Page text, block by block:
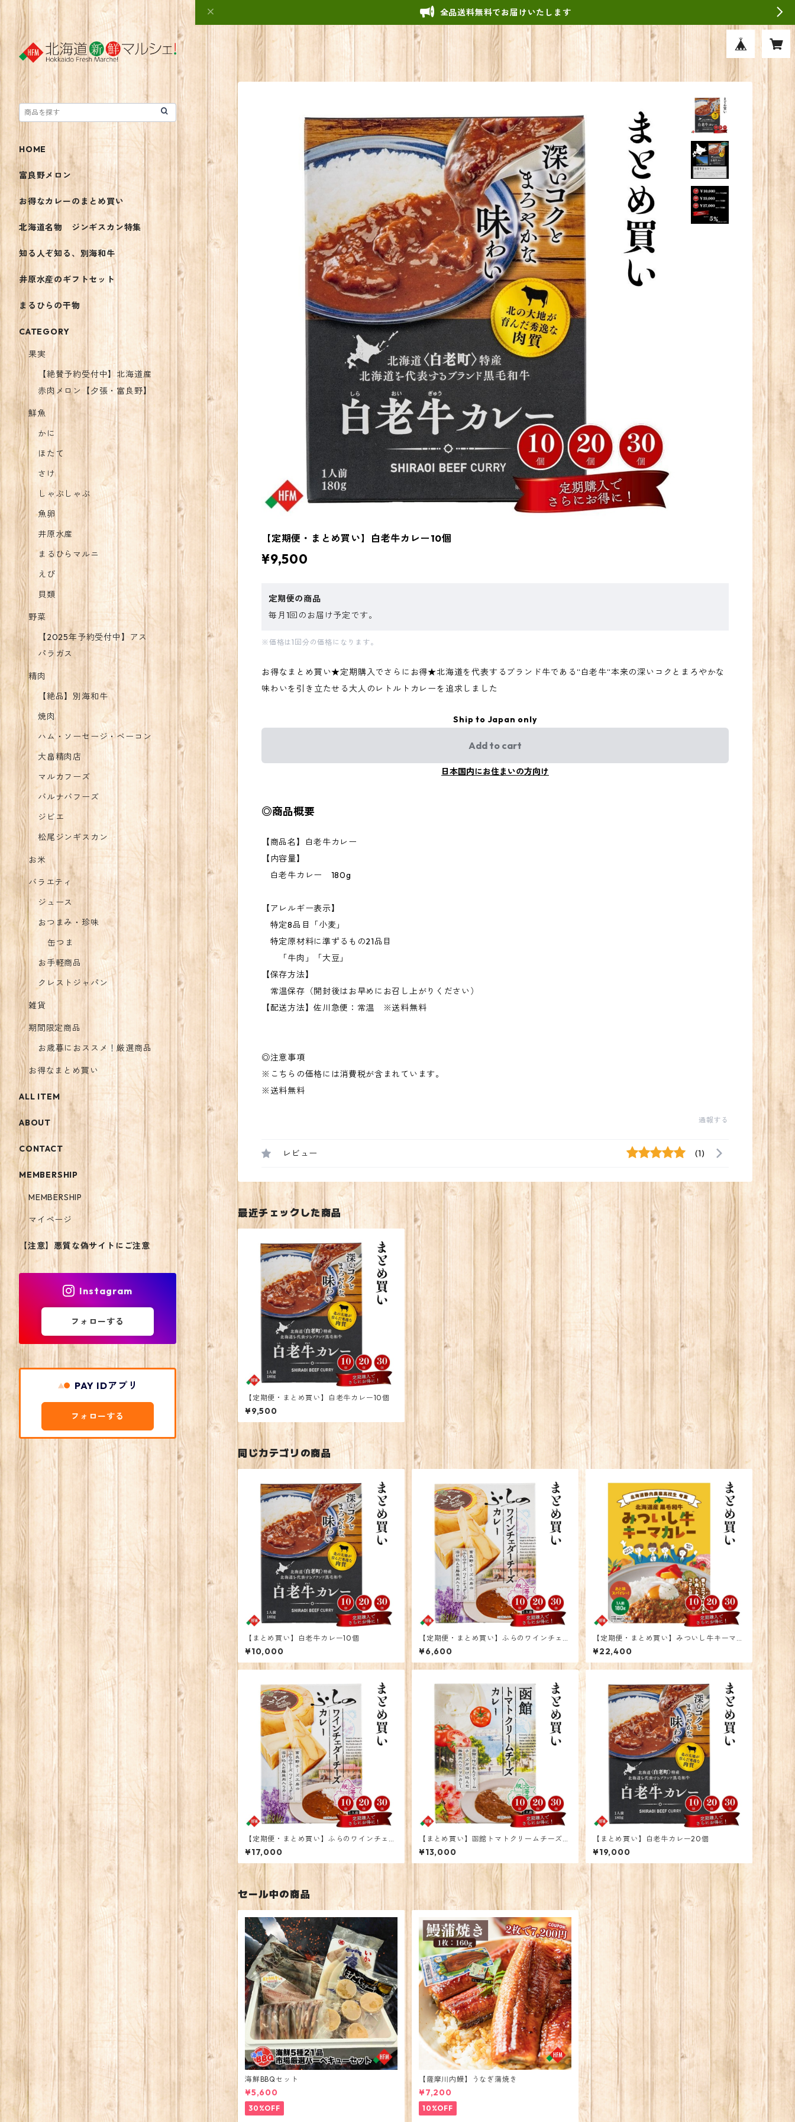
全品送料無料でお届けいたします
【定期便・まとめ買い】白老牛カレー10個
¥9,500
定期便の商品
毎月1回のお届け予定です。
※価格は1回分の価格になります。
お得なまとめ買い★定期購入でさらにお得★北海道を代表するブランド牛である“白老牛“本来の深いコクとまろやかな
味わいを引き立たせる大人のレトルトカレーを追求しました
Ship to Japan only
Add to cart
日本国内にお住まいの方向け
◎商品概要
【商品名】白老牛カレー
【内容量】
白老牛カレー 180g
【アレルギー表示】
特定8品目「小麦」
特定原材料に準ずるもの21品目
「牛肉」「大豆」
【保存方法】
常温保存（開封後はお早めにお召し上がりください）
【配送方法】佐川急便：常温 ※送料無料
◎注意事項
※こちらの価格には消費税が含まれています。
※送料無料
通報する
レビュー (1)
最近チェックした商品
【定期便・まとめ買い】白老牛カレー10個
¥9,500
同じカテゴリの商品
【まとめ買い】白老牛カレー10個
¥10,000
【定期便・まとめ買い】ふらのワインチェダ
ーチーズカレー 10個
¥6,600
【定期便・まとめ買い】みついし牛キーマカ
レー 30個
¥22,400
【定期便・まとめ買い】ふらのワインチェダ
ーチーズカレー 30個
¥17,000
【まとめ買い】函館トマトクリームチーズカ
レー20個
¥13,000
【まとめ買い】白老牛カレー20個
¥19,000
セール中の商品
海鮮BBQセット
¥5,600
30%OFF
【薩摩川内鰻】うなぎ蒲焼き
¥7,200
10%OFF
HOME
富良野メロン
お得なカレーのまとめ買い
北海道名物 ジンギスカン特集
知る人ぞ知る、別海和牛
井原水産のギフトセット
まるひらの干物
CATEGORY
果実
【絶賛予約受付中】北海道産
赤肉メロン【夕張・富良野】
鮮魚
かに
ほたて
さけ
しゃぶしゃぶ
魚卵
井原水産
まるひらマルニ
えび
貝類
野菜
【2025年予約受付中】アス
パラガス
精肉
【絶品】別海和牛
焼肉
ハム・ソーセージ・ベーコン
大畠精肉店
マルカフーズ
バルナバフーズ
ジビエ
松尾ジンギスカン
お米
バラエティ
ジュース
おつまみ・珍味
缶つま
お手軽商品
クレストジャパン
雑貨
期間限定商品
お歳暮におススメ！厳選商品
お得なまとめ買い
ALL ITEM
ABOUT
CONTACT
MEMBERSHIP
MEMBERSHIP
マイページ
【注意】悪質な偽サイトにご注意
Instagram
フォローする
PAY IDアプリ
フォローする